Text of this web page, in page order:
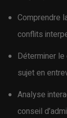
Comprendre
conflits
Déterminer le
sujet en
Analyse
conseil